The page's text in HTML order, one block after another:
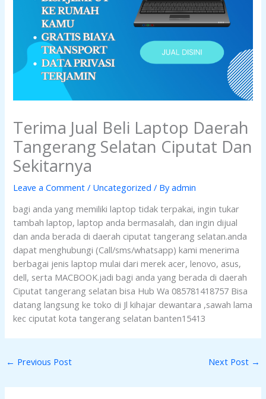
Terima Jual Beli Laptop Daerah
Tangerang Selatan Ciputat Dan
Sekitarnya
Leave a Comment / Uncategorized / Byadmin
bagi anda yang memiliki laptop tidak terpakai, ingin tukar
tambah laptop, laptop anda bermasalah, dan ingin dijual
dan anda berada di daerah ciputat tangerang selatan.anda
dapat menghubungi (Call/sms/whatsapp) kami menerima
berbagai jenis laptop mulai dari merek acer, lenovo, asus,
dell, serta MACBOOK.jadi bagi anda yang berada di daerah
Ciputat tangerang selatan bisa Hub Wa 085781418757 Bisa
datang langsung ke toko di Jl kihajar dewantara ,sawah lama
kec ciputat kota tangerang selatan banten15413
← Previous Post Next Post →